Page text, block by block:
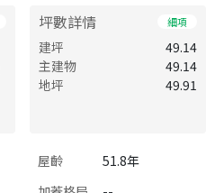
坪數詳情 細項
建坪
49.14
主建物
49.14
地坪
49.91
屋齡
51.8年